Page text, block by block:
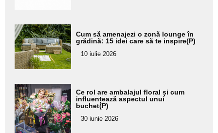
Adaugă
aici textul
pentru
subtitlu
Cum să amenajezi o zonă lounge în
grădină: 15 idei care să te inspire(P)
10 iulie 2026
Adaugă
aici textul
pentru
subtitlu
Ce rol are ambalajul floral și cum
influențează aspectul unui
buchet(P)
30 iunie 2026